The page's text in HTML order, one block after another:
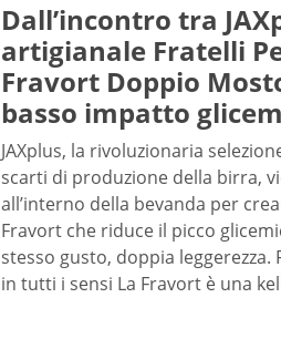
Dall’incontro tra
artigianale Fratelli
Fravort Doppio
basso impatto
JAXplus, la rivoluzionaria
scarti di produzione della birra,
all’interno della bevanda per
Fravort che riduce il picco
stesso gusto, doppia
in tutti i sensi La Fravort è una